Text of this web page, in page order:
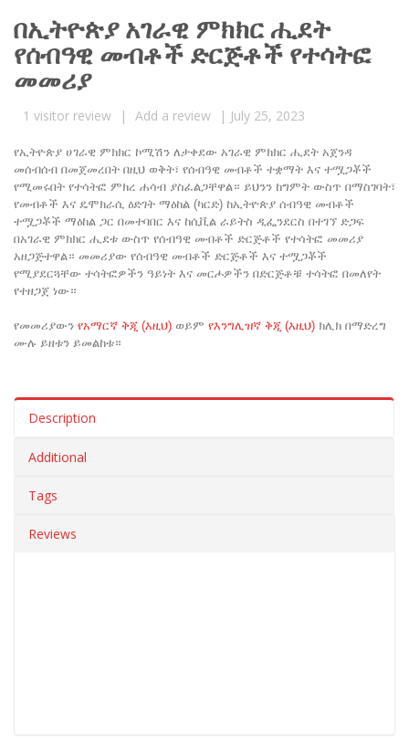
በኢትዮጵያ አገራዊ ምክክር ሒደት
የሰብዓዊ መብቶች ድርጅቶች የተሳትፎ
መመሪያ
1 visitor review | Add a review | July 25, 2023
የኢትዮጵያ ሀገራዊ ምክክር ኮሚሽን ለታቀደው አገራዊ ምክክር ሒደት አጀንዳ
መሰብሰብ በመጀመረበት በዚህ ወቅት፣ የሰብዓዊ መብቶች ተቋማት እና ተሟጋቾች
የሚመሩበት የተሳትፎ ምክረ ሐሳብ ያስፈልጋቸዋል። ይህንን ከግምት ውስጥ በማስገባት፣
የመብቶች እና ዴሞክራሲ ዕድገት ማዕከል (ካርድ) ከኢትዮጵያ ሰብዓዊ መብቶች
ተሟጋቾች ማዕከል ጋር በመተባበር እና ከሲቪል ራይትስ ዲፌንደርስ በተገኘ ድጋፍ
በአገራዊ ምክክር ሒደቱ ውስጥ የሰብዓዊ መብቶች ድርጅቶች የተሳትፎ መመሪያ
አዘጋጅተዋል። መመሪያው የሰብዓዊ መብቶች ድርጅቶች እና ተሟጋቾች
የሚያደርጓቸው ተሳትፎዎችን ዓይነት እና መርሖዎችን በድርጅቶቹ ተሳትፎ በመለየት
የተዘጋጀ ነው።
የመመሪያውን የአማርኛ ቅጂ (እዚህ) ወይም የእንግሊዝኛ ቅጂ (እዚህ) ክሊክ በማድረግ
ሙሉ ይዘቱን ይመልከቱ።
Description
Additional
Tags
Reviews